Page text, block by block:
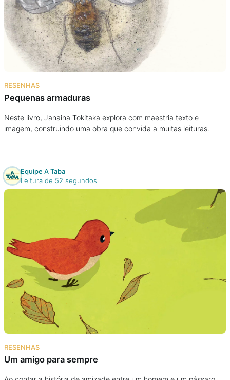
RESENHAS
Pequenas armaduras
Neste livro, Janaina Tokitaka explora com maestria texto e
imagem, construindo uma obra que convida a muitas leituras.
Equipe A Taba
Leitura de 52 segundos
RESENHAS
Um amigo para sempre